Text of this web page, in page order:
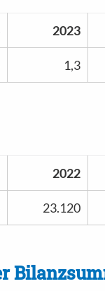
2023
1,3
2022
23.120